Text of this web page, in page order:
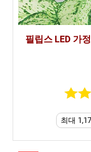
필립스 LED 가
최대